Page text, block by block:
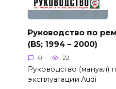
Руководство по
(B5; 1994 – 2000)
0 22
Руководство (мануал)
эксплуатации Audi